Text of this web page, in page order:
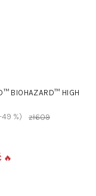
BIOHAZARD™ HIGH
zł609
%)
🔥